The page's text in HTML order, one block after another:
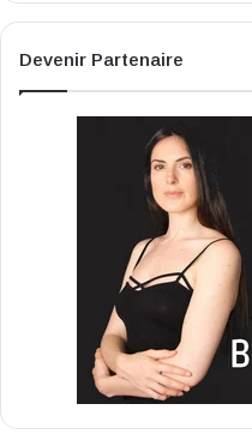
Devenir Partenaire